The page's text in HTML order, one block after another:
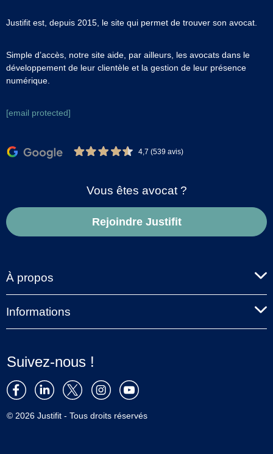
Justifit est, depuis 2015, le site qui permet de trouver son avocat.
Simple d’accès, notre site aide, par ailleurs, les avocats dans le
développement de leur clientèle et la gestion de leur présence
numérique.
[email protected]
4,7 (539 avis)
Vous êtes avocat ?
Rejoindre Justifit
À propos
Informations
Suivez-nous !
© 2026 Justifit - Tous droits réservés